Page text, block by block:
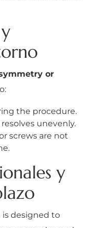
or
the procedure.
unevenly.
screws are not
y
is designed to